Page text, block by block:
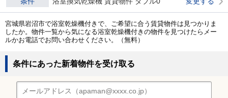
敷 － / 礼 1ヶ月
1階 / 1LDK / 50.14㎡
お問い合わせ(無料)